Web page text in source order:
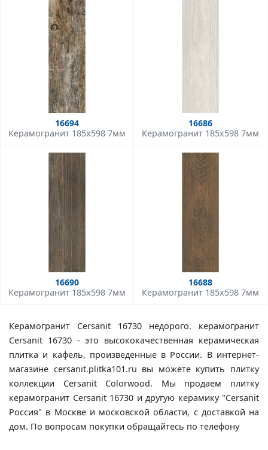
16694
Керамогранит 185x598 7мм
16686
Керамогранит 185x598 7мм
16690
Керамогранит 185x598 7мм
16688
Керамогранит 185x598 7мм
Керамогранит Cersanit 16730 недорого. керамогранит
Cersanit 16730 - это высококачественная керамическая
плитка и кафель, произведенные в России. В интернет-
магазине cersanit.plitka101.ru вы можете купить плитку
коллекции Cersanit Colorwood. Мы продаем плитку
керамогранит Cersanit 16730 и другую керамику "Cersanit
Россия" в Москве и московской области, с доставкой на
дом. По вопросам покупки обращайтесь по телефону